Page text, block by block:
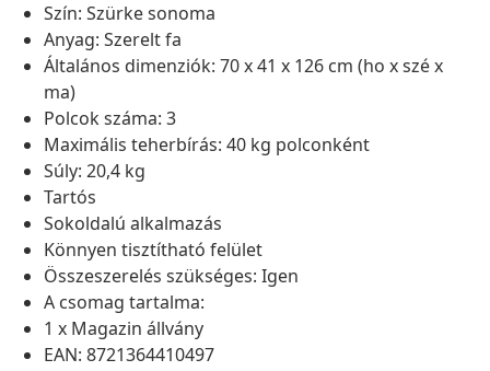
Szín: Szürke sonoma
Anyag: Szerelt fa
Általános dimenziók: 70 x 41 x 126 cm (ho x szé x
ma)
Polcok száma: 3
Maximális teherbírás: 40 kg polconként
Súly: 20,4 kg
Tartós
Sokoldalú alkalmazás
Könnyen tisztítható felület
Összeszerelés szükséges: Igen
A csomag tartalma:
1 x Magazin állvány
EAN: 8721364410497